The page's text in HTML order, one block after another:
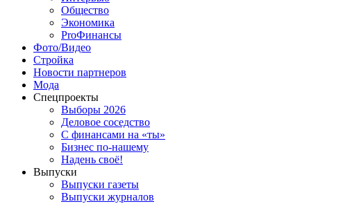
Общество
Экономика
ProФинансы
Фото/Видео
Стройка
Новости партнеров
Мода
Спецпроекты
Выборы 2026
Деловое соседство
С финансами на «ты»
Бизнес по-нашему
Надень своё!
Выпуски
Выпуски газеты
Выпуски журналов